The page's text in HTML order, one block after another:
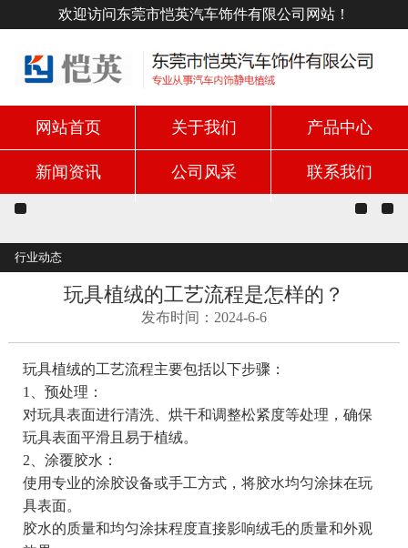
欢迎访问东莞市恺英汽车饰件有限公司网站！
网站首页 关于我们 产品中心
新闻资讯 公司风采 联系我们
行业动态
玩具植绒的工艺流程是怎样的？
发布时间：2024-6-6
玩具植绒的工艺流程主要包括以下步骤：
1、预处理：
对玩具表面进行清洗、烘干和调整松紧度等处理，确保
玩具表面平滑且易于植绒。
2、涂覆胶水：
使用专业的涂胶设备或手工方式，将胶水均匀涂抹在玩
具表面。
胶水的质量和均匀涂抹程度直接影响绒毛的质量和外观